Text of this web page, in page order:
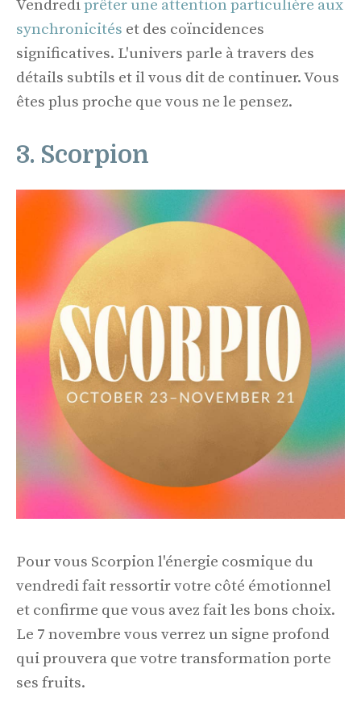
Vendrediprêter une attention particulière aux
synchronicités et des coïncidences
significatives. L'univers parle à travers des
détails subtils et il vous dit de continuer. Vous
êtes plus proche que vous ne le pensez.
3. Scorpion
Pour vous Scorpion l'énergie cosmique du
vendredi fait ressortir votre côté émotionnel
et confirme que vous avez fait les bons choix.
Le 7 novembre vous verrez un signe profond
qui prouvera que votre transformation porte
ses fruits.